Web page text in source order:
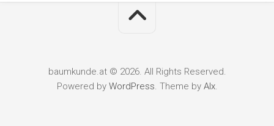
baumkunde.at © 2026. All Rights Reserved.
Powered by WordPress. Theme by Alx.